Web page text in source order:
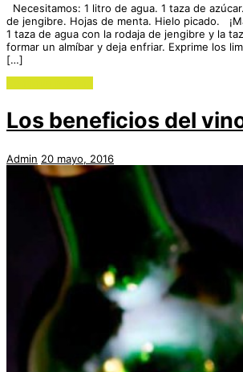
Necesitamos: 1 litro de agua. 1 taza de
de jengibre. Hojas de menta. Hielo picado.
1 taza de agua con la rodaja de jengibre y la
formar un almíbar y deja enfriar. Exprime los
[…]
Los beneficios del
Admin 20 mayo, 2016